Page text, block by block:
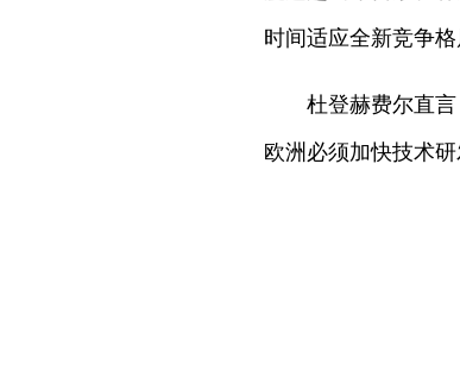
时间适应全新竞争格
杜登赫费尔直
欧洲必须加快技术研